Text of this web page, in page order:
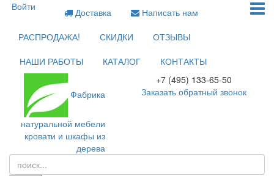
Войти Доставка
Написать нам
РАСПРОДАЖА!
СКИДКИ
ОТЗЫВЫ
НАШИ РАБОТЫ
КАТАЛОГ КОНТАКТЫ
Фабрика
натуральной мебели
кровати и шкафы из
дерева
+7 (495) 133-65-50
Заказать обратный звонок